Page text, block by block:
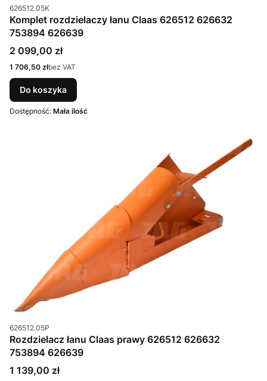
Kod produktu
626512.05K
Komplet rozdzielaczy łanu Claas 626512 626632
753894 626639
Cena
2 099,00 zł
Cena
1 706,50 złbez VAT
Do koszyka
Dostępność: Mała ilość
Kod produktu
626512.05P
Rozdzielacz łanu Claas prawy 626512 626632
753894 626639
Cena
1 139,00 zł